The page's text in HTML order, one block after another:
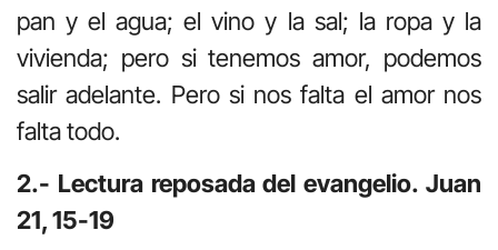
pan y el agua; el vino y la sal; la ropa y la
vivienda; pero si tenemos amor, podemos
salir adelante. Pero si nos falta el amor nos
falta todo.
2.- Lectura reposada del evangelio. Juan
21, 15-19